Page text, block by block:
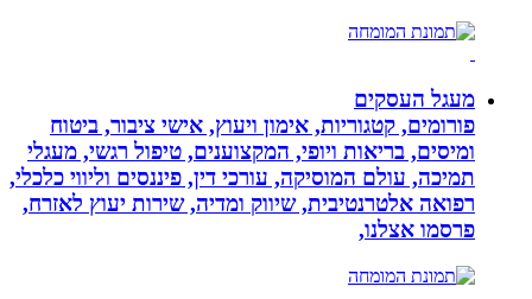
מעגל העסקים
פורומים, קטגוריות, אימון ויעוץ, אישי ציבור, ביטוח
ומיסים, בריאות ויופי, המקצוענים, טיפול רגשי, מעגלי
תמיכה, עולם המוסיקה, עורכי דין, פיננסים וליווי כלכלי,
רפואה אלטרנטיבית, שיווק ומדיה, שירות יעוץ לאזרח,
פרסמו אצלנו,